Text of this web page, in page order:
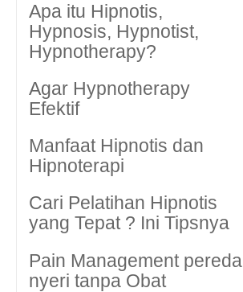
Apa itu Hipnotis,
Hypnosis, Hypnotist,
Hypnotherapy?
Agar Hypnotherapy
Efektif
Manfaat Hipnotis dan
Hipnoterapi
Cari Pelatihan Hipnotis
yang Tepat ? Ini Tipsnya
Pain Management pereda
nyeri tanpa Obat